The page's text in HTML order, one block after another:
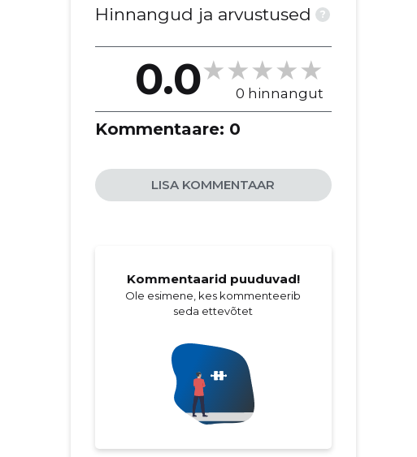
Hinnangud ja arvustused ?
0.0 0 hinnangut
Kommentaare: 0
LISA KOMMENTAAR
Kommentaarid puuduvad!
Ole esimene, kes kommenteerib
seda ettevõtet